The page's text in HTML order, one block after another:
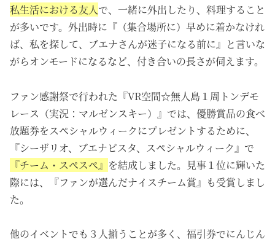
私生活における友人で、一緒に外出したり、料理すること
が多いです。外出時に『（集合場所に）早めに着かなけれ
ば、私を探して、ブエナさんが迷子になる前に』と言いな
がらオンモードになるなど、付き合いの長さが伺えます。
ファン感謝祭で行われた『VR空間☆無人島１周トンデモ
レース（実況：マルゼンスキー）』では、優勝賞品の食べ
放題券を スペシャルウィークにプレゼントするために、
『シーザリオ、ブエナビスタ、スペシャルウィーク』で
『チーム・スぺスぺ』 を結成しました。見事１位に輝いた
際には、『ファンが選んだナイスチーム賞』も受賞しまし
た。
他のイベントでも３人揃うことが多く、福引券でにんじん